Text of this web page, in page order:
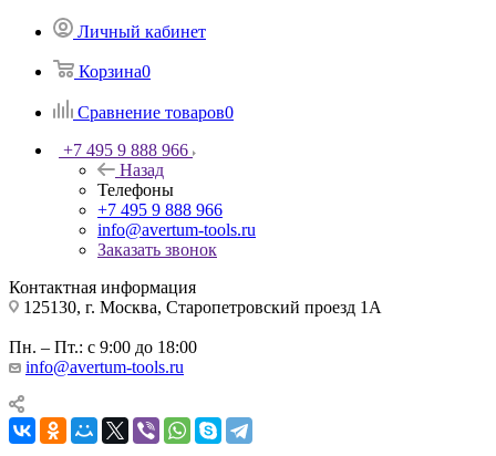
Личный кабинет
Корзина0
Сравнение товаров0
+7 495 9 888 966
Назад
Телефоны
+7 495 9 888 966
info@avertum-tools.ru
Заказать звонок
Контактная информация
125130, г. Москва, Старопетровский проезд 1А
Пн. – Пт.: с 9:00 до 18:00
info@avertum-tools.ru